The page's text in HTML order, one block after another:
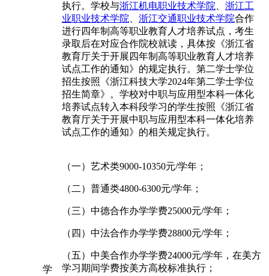
执行。学校与浙江机电职业技术学院
浙江工
业职业技术学院
浙江交通职业技术学院合作
进行四年制高等职业教育人才培养试点，考生
录取后在对应合作院校就读，具体按《浙江省
教育厅关于开展四年制高等职业教育人才培养
试点工作的通知》的规定执行。第二学士学位
招生按照《浙江科技大学2024年第二学士学位
招生简章》。学校对中职与应用型本科一体化
培养试点转入本科段学习的学生按照《浙江省
教育厅关于开展中职与应用型本科一体化培养
试点工作的通知》的相关规定执行。
学
（一）艺术类9000-10350元/学年；
（二）普通类4800-6300元/学年；
（三）中德合作办学学费25000元/学年；
（四）中法合作办学学费28800元/学年；
（五）中美合作办学学费24000元/学年，在美方
学习期间学费按美方高校标准执行；